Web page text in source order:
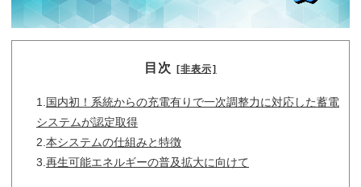
目次 [非表示]
1. 国内初！系統からの充電有りで一次調整力に対応した蓄電
システムが認定取得
2. 本システムの仕組みと特徴
3. 再生可能エネルギーの普及拡大に向けて